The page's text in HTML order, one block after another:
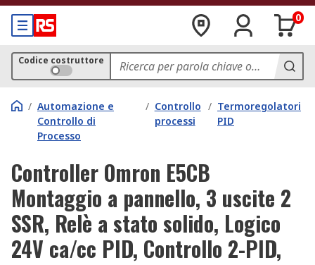
0
Codice costruttore
/ Automazione e
Controllo di
Processo
/ Controllo
processi
/ Termoregolatori
PID
Controller Omron E5CB
Montaggio a pannello, 3 uscite 2
SSR, Relè a stato solido, Logico
24V ca/cc PID, Controllo 2-PID,